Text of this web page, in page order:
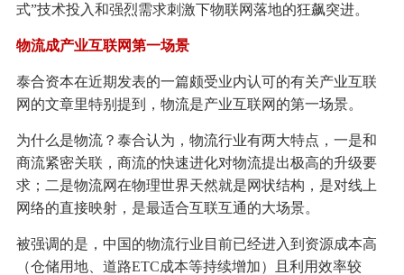
式”技术投入和强烈需求刺激下物联网落地的狂飙突进。
物流成产业互联网第一场景
泰合资本在近期发表的一篇颇受业内认可的有关产业互联
网的文章里特别提到，物流是产业互联网的第一场景。
为什么是物流？泰合认为，物流行业有两大特点，一是和
商流紧密关联，商流的快速进化对物流提出极高的升级要
求；二是物流网在物理世界天然就是网状结构，是对线上
网络的直接映射，是最适合互联互通的大场景。
被强调的是，中国的物流行业目前已经进入到资源成本高
（仓储用地、道路ETC成本等持续增加）且利用效率较